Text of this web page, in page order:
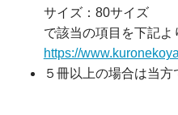
サイズ：80サイズ
で該当の項目を下記よ
https://
５冊以上の場合は当方